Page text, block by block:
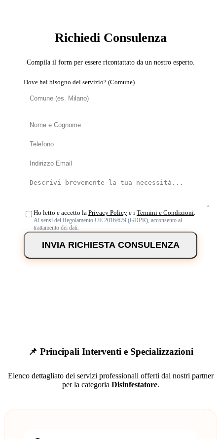
Richiedi Consulenza
Compila il form per essere ricontattato da un nostro esperto.
Dove hai bisogno del servizio? (Comune)
Ho letto e accetto la Privacy Policy e i Termini e Condizioni
Ai sensi del Regolamento UE 2016/679 (GDPR), acconsento al
trattamento dei dati.
INVIA RICHIESTA CONSULENZA
📌 Principali Interventi e Specializzazioni
Elenco dettagliato dei servizi professionali offerti dai nostri partner
per la categoria Disinfestatore.